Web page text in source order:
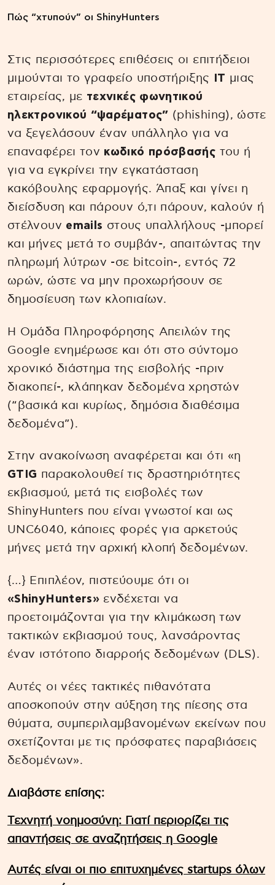
Πώς “χτυπούν” οι ShinyHunters
Στις περισσότερες επιθέσεις οι επιτήδειοι
μιμούνται το γραφείο υποστήριξης
IT μιας
εταιρείας, με τεχνικές φωνητικού
ηλεκτρονικού “ψαρέματος” (phishing), ώστε
να ξεγελάσουν έναν υπάλληλο για να
επαναφέρει τον κωδικό πρόσβασής του ή
για να εγκρίνει την εγκατάσταση
κακόβουλης εφαρμογής. Άπαξ και γίνει η
διείσδυση και πάρουν ό,τι πάρουν, καλούν ή
στέλνουν emails στους υπαλλήλους -μπορεί
και μήνες μετά το συμβάν-, απαιτώντας την
πληρωμή λύτρων -σε bitcoin-, εντός 72
ωρών, ώστε να μην προχωρήσουν σε
δημοσίευση των κλοπιαίων.
Η Ομάδα Πληροφόρησης Απειλών της
Google ενημέρωσε και ότι στο σύντομο
χρονικό διάστημα της εισβολής -πριν
διακοπεί-, κλάπηκαν δεδομένα χρηστών
(“βασικά και κυρίως, δημόσια διαθέσιμα
δεδομένα”).
Στην ανακοίνωση αναφέρεται και ότι «η
GTIG παρακολουθεί τις δραστηριότητες
εκβιασμού, μετά τις εισβολές των
ShinyHunters που είναι γνωστοί και ως
UNC6040, κάποιες φορές για αρκετούς
μήνες μετά την αρχική κλοπή δεδομένων.
{…} Επιπλέον, πιστεύουμε ότι οι
«ShinyHunters» ενδέχεται να
προετοιμάζονται για την κλιμάκωση των
τακτικών εκβιασμού τους, λανσάροντας
έναν ιστότοπο διαρροής δεδομένων (DLS).
Αυτές οι νέες τακτικές πιθανότατα
αποσκοπούν στην αύξηση της πίεσης στα
θύματα, συμπεριλαμβανομένων εκείνων που
σχετίζονται με τις πρόσφατες παραβιάσεις
δεδομένων».
Διαβάστε επίσης:
Tεχνητή νοημοσύνη: Γιατί περιορίζει τις
απαντήσεις σε αναζητήσεις η Google
Αυτές είναι οι πιο επιτυχημένες startups όλων